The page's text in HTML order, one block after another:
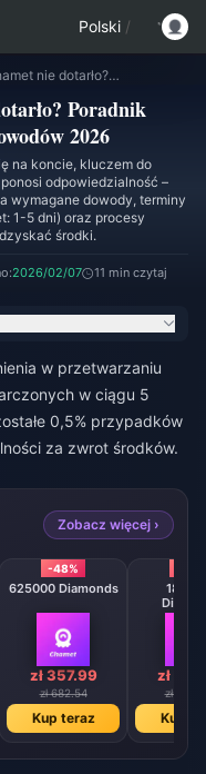
Polski /
Doładowanie Chamet nie dotarło? Poradnik dotyczący zwrotów i dowodów 2026
Poradnik
2026
na koncie, kluczem do
odpowiedzialność –
wymagane dowody, terminy
1-5 dni) oraz procesy
środki.
2026/02/07 11 min czytaj
w przetwarzaniu
w ciągu 5
0,5% przypadków
za zwrot środków.
Zobacz więcej ›
-48%
625000 Diamonds
zł 357.99
zł 682.54
Kup teraz
zł
zł
Kup